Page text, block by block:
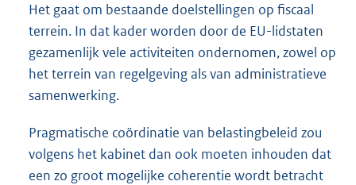
Het gaat om bestaande doelstellingen op fiscaal
terrein. In dat kader worden door de EU-lidstaten
gezamenlijk vele activiteiten ondernomen, zowel op
het terrein van regelgeving als van administratieve
samenwerking.
Pragmatische coördinatie van belastingbeleid zou
volgens het kabinet dan ook moeten inhouden dat
een zo groot mogelijke coherentie wordt betracht